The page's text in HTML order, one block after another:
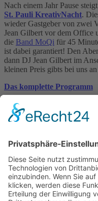
Nach einem Jahr Pause
St. Pauli KreativNacht.
wieder Gastgeber von zwei
Jean Gilbert vor dem Office
die Band MoQi für 45
ist dabei garantiert! Den
dann DJ Jean Gilbert im
kleinen Preis gibts bei uns
Das komplette Programm